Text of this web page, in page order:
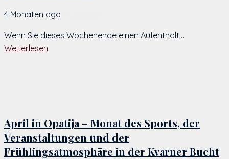
4 Monaten ago
Wenn Sie dieses Wochenende einen Aufenthalt...
Weiterlesen
April in Opatija – Monat des Sports, der
Veranstaltungen und der
Frühlingsatmosphäre in der Kvarner Bucht